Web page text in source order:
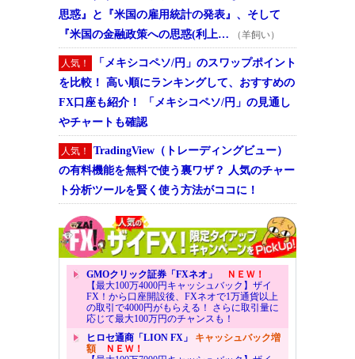
思惑』と『米国の雇用統計の発表』、そして
『米国の金融政策への思惑(利上…
（羊飼い）
人気！
「メキシコペソ/円」のスワップポイント
を比較！ 高い順にランキングして、おすすめの
FX口座も紹介！ 「メキシコペソ/円」の見通し
やチャートも確認
人気！
TradingView（トレーディングビュー）
の有料機能を無料で使う裏ワザ？ 人気のチャー
ト分析ツールを賢く使う方法がココに！
GMOクリック証券「FXネオ」
ＮＥＷ！
【最大100万4000円キャッシュバック】ザイ
FX！から口座開設後、FXネオで1万通貨以上
の取引で4000円がもらえる！ さらに取引量に
応じて最大100万円のチャンスも！
ヒロセ通商「LION FX」 キャッシュバック増
額ＮＥＷ！